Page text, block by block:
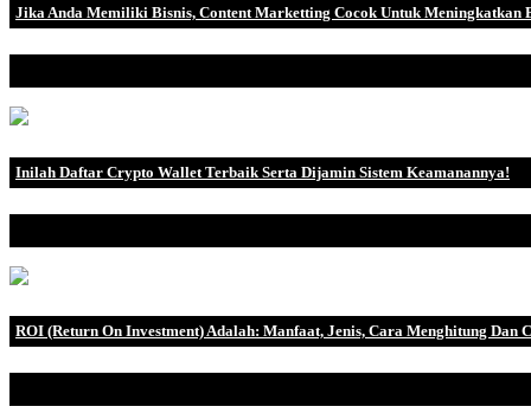
Jika Anda Memiliki Bisnis, Content Marketting Cocok Untuk Meningkatkan
Inilah Daftar Crypto Wallet Terbaik Serta Dijamin Sistem Keamanannya!
ROI (Return On Investment) Adalah: Manfaat, Jenis, Cara Menghitung Dan